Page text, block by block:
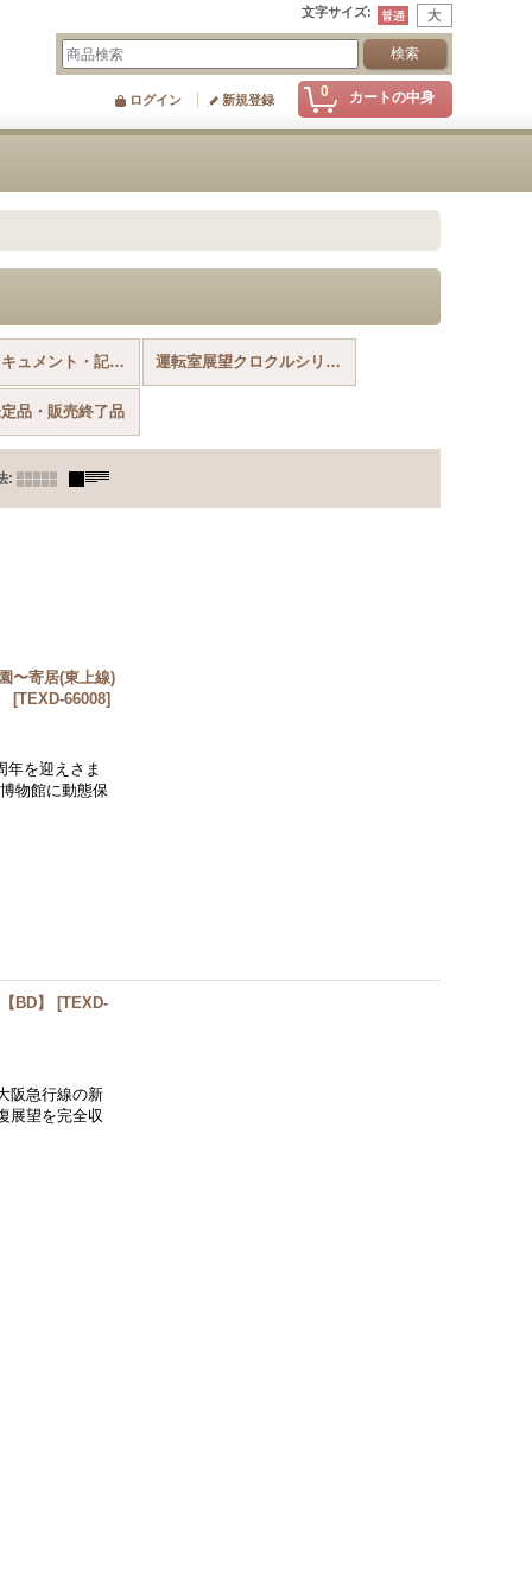
文字サイズ:
0 カートの中身
ログイン 新規登録
その他ドキュメント・記録作品【Blu-ray Disc】 運転室展望クロクルシリーズ【DVD】
品・販売終了品
:
〜寄居(東上線)
[TEXD-66008]
を迎えさま
物館に動態保
BD】 [TEXD-
阪急行線の新
展望を完全収